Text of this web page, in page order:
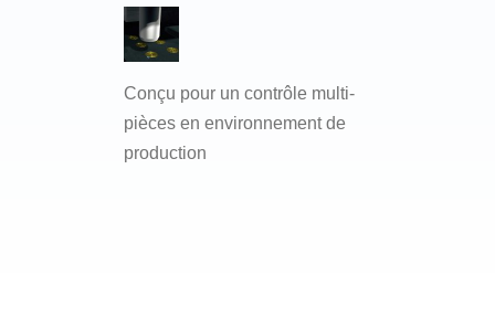
Conçu pour un contrôle multi-
pièces en environnement de
production